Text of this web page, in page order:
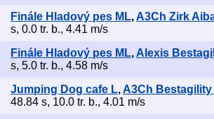
Finále Hladový pes ML,A3Ch Zirk
s, 0.0 tr. b., 4.41 m/s
Finále Hladový pes ML, Alexis
s, 5.0 tr. b., 4.58 m/s
Jumping Dog cafe L,A3Ch
48.84 s, 10.0 tr. b., 4.01 m/s